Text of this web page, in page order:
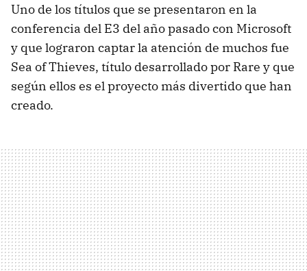
Uno de los títulos que se presentaron en la
conferencia del E3 del año pasado con Microsoft
y que lograron captar la atención de muchos fue
Sea of Thieves, título desarrollado por Rare y que
según ellos es el proyecto más divertido que han
creado.